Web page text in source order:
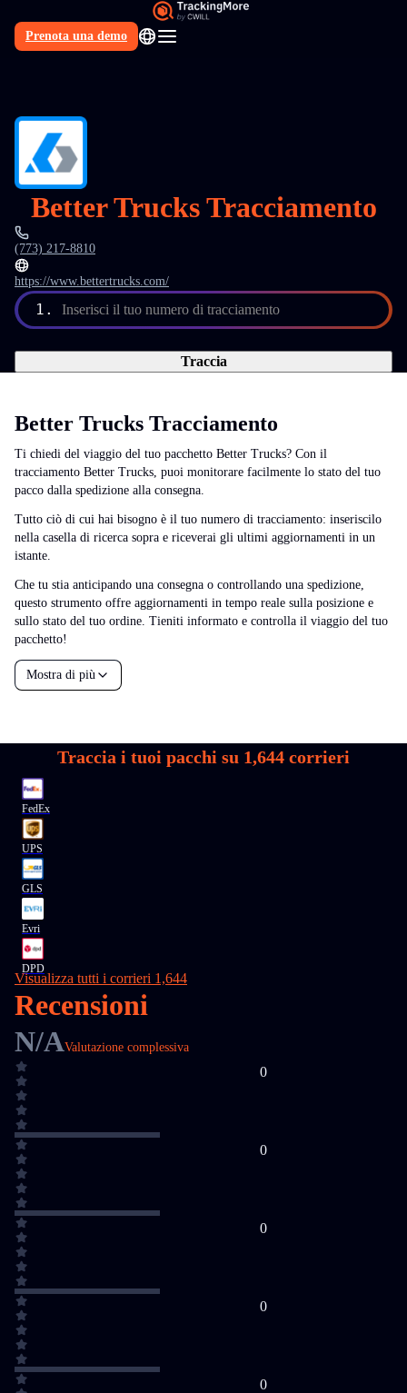
Prenota una demo
IT
Better Trucks Tracciamento
(773) 217-8810
https://www.bettertrucks.com/
1. Inserisci il tuo numero di tracciamento
Traccia
Better Trucks Tracciamento
Ti chiedi del viaggio del tuo pacchetto Better Trucks? Con il
tracciamento Better Trucks, puoi monitorare facilmente lo stato del tuo
pacco dalla spedizione alla consegna.
Tutto ciò di cui hai bisogno è il tuo numero di tracciamento: inseriscilo
nella casella di ricerca sopra e riceverai gli ultimi aggiornamenti in un
istante.
Che tu stia anticipando una consegna o controllando una spedizione,
questo strumento offre aggiornamenti in tempo reale sulla posizione e
sullo stato del tuo ordine. Tieniti informato e controlla il viaggio del tuo
pacchetto!
Mostra di più
Traccia i tuoi pacchi su 1,644 corrieri
FedEx
UPS
GLS
Evri
DPD
Visualizza tutti i corrieri 1,644
Recensioni
N/AValutazione complessiva
0
0
0
0
0